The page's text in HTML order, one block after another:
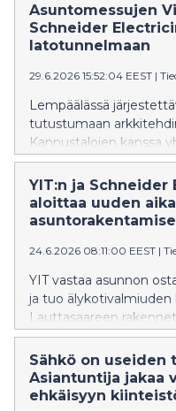
Asuntomessujen
Schneider
latotunnelmaan
29.6.2026 15:52:04 EEST |
Lempäälässä
tutustumaan
Kannustalojen kanssa
Niittyyn. Talon tulevat
käytettyjä neliöitä,
elämäntilanteisiin.
Wiser-älykotituotteita,
parantaa.
YIT:n ja
aloittaa uuden
24.6.2026 08:11:00 EEST |
YIT vastaa asunnon
ja tuo älykotivalmiuden
Lauttasaareen
osakeyhtiöön
Schneider Electricin
Sähkö on useiden
Asiantuntija jakaa
ehkäisyyn